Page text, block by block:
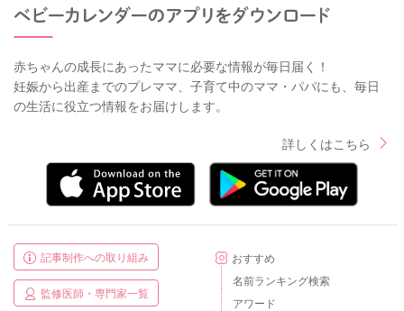
赤ちゃんの成長にあったママに必要な情報が毎日届く！
妊娠から出産までのプレママ、子育て中のママ・パパにも、毎日
の生活に役立つ情報をお届けします。
詳しくはこちら
記事制作への取り組み
監修医師・専門家一覧
おすすめ
名前ランキング検索
アワード